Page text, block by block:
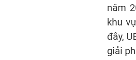
năm
khu
đây,
giải